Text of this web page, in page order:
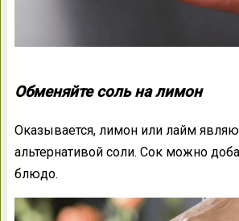
Обменяйте соль на лимон
Оказывается, лимон или лайм
альтернативой соли. Сок можно
блюдо.